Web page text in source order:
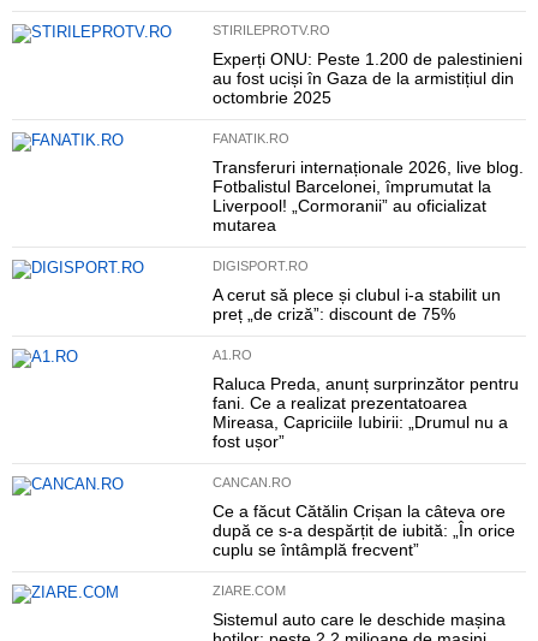
STIRILEPROTV.RO
Experți ONU: Peste 1.200 de palestinieni
au fost uciși în Gaza de la armistițiul din
octombrie 2025
FANATIK.RO
Transferuri internaționale 2026, live blog.
Fotbalistul Barcelonei, împrumutat la
Liverpool! „Cormoranii” au oficializat
mutarea
DIGISPORT.RO
A cerut să plece și clubul i-a stabilit un
preț „de criză”: discount de 75%
A1.RO
Raluca Preda, anunț surprinzător pentru
fani. Ce a realizat prezentatoarea
Mireasa, Capriciile Iubirii: „Drumul nu a
fost ușor”
CANCAN.RO
Ce a făcut Cătălin Crișan la câteva ore
după ce s-a despărțit de iubită: „În orice
cuplu se întâmplă frecvent”
ZIARE.COM
Sistemul auto care le deschide mașina